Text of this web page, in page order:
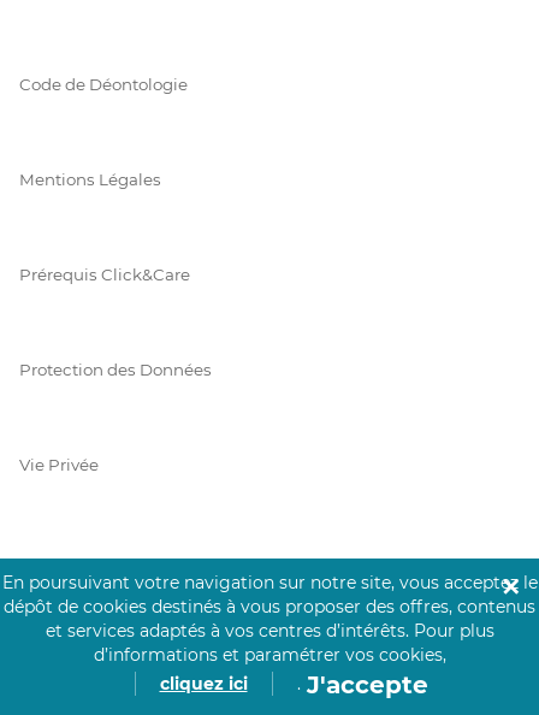
Code de Déontologie
Mentions Légales
Prérequis Click&Care
Protection des Données
Vie Privée
PAIEMENT SÉCURISÉ
La collecte de vos informations de carte bancaire est cryptée
et assurée par Mangopay, société dûment agréée auprès de la
Banque de France.
En poursuivant votre navigation sur notre site, vous acceptez le
dépôt de cookies destinés à vous proposer des offres, contenus
et services adaptés à vos centres d’intérêts. Pour plus
d’informations et paramétrer vos cookies,
cliquez ici
. J'accepte
✕